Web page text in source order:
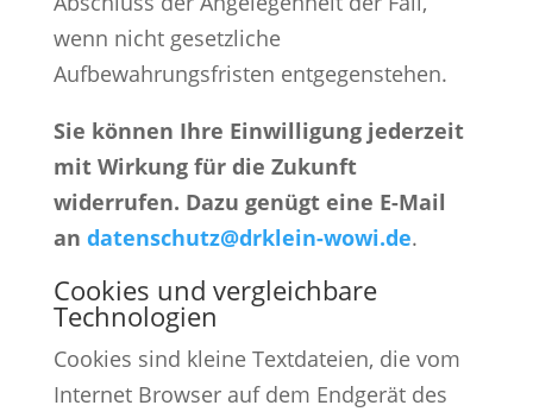
wenn nicht gesetzliche
Aufbewahrungsfristen entgegenstehen.
Sie können Ihre Einwilligung jederzeit
mit Wirkung für die Zukunft
widerrufen. Dazu genügt eine E-Mail
an datenschutz@drklein-wowi.de.
Cookies und vergleichbare
Technologien
Cookies sind kleine Textdateien, die vom
Internet Browser auf dem Endgerät des